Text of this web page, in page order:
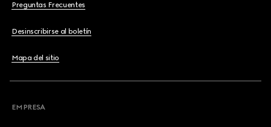
Preguntas Frecuentes
Desinscribirse al boletín
Mapa del sitio
EMPRESA